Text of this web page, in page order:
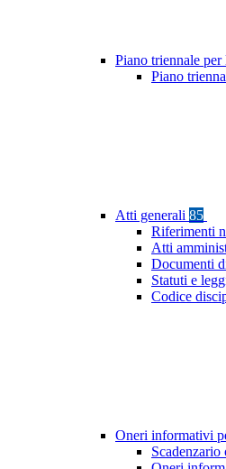
Piano triennale per
Piano
Atti generali 85
Riferimenti
Atti
Documenti
Statuti e
Codice
Oneri informativi